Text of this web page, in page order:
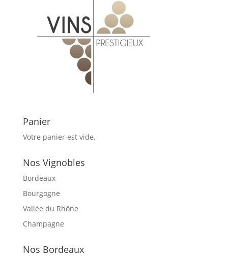
Panier
Votre panier est vide.
Nos Vignobles
Bordeaux
Bourgogne
Vallée du Rhône
Champagne
Nos Bordeaux